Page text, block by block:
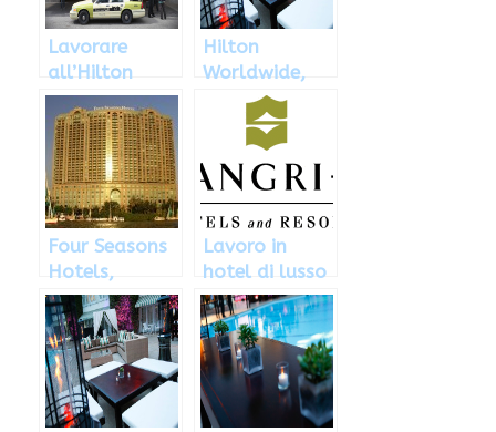
Lavorare
all’Hilton
Hotel: come
candidarsi ed
inviare il
curriculum
Hilton
Worldwide,
lavoro negli
hotel in Italia:
dove inviare il
CV
Four Seasons
Hotels,
impiego in
hotel di lusso:
come
candidarsi
Lavoro in
hotel di lusso
con Shangri-
La Hotels and
Resorts, ecco
come